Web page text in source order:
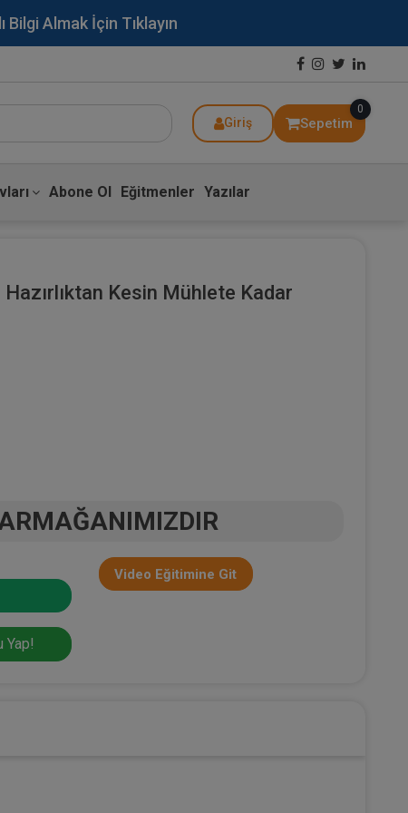
Bilgi Almak İçin Tıklayın
Giriş Sepetim
0
Abone Ol Eğitmenler Yazılar
Kesin Mühlete Kadar
Video Eğitimine Git
Yap!